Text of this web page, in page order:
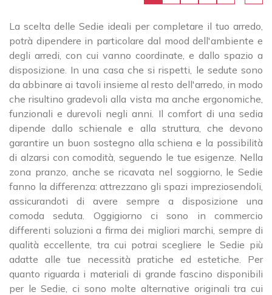
La scelta delle Sedie ideali per completare il tuo arredo,
potrà dipendere in particolare dal mood dell'ambiente e
degli arredi, con cui vanno coordinate, e dallo spazio a
disposizione. In una casa che si rispetti, le sedute sono
da abbinare ai tavoli insieme al resto dell'arredo, in modo
che risultino gradevoli alla vista ma anche ergonomiche,
funzionali e durevoli negli anni. Il comfort di una sedia
dipende dallo schienale e alla struttura, che devono
garantire un buon sostegno alla schiena e la possibilità
di alzarsi con comodità, seguendo le tue esigenze. Nella
zona pranzo, anche se ricavata nel soggiorno, le Sedie
fanno la differenza: attrezzano gli spazi impreziosendoli,
assicurandoti di avere sempre a disposizione una
comoda seduta. Oggigiorno ci sono in commercio
differenti soluzioni a firma dei migliori marchi, sempre di
qualità eccellente, tra cui potrai scegliere le Sedie più
adatte alle tue necessità pratiche ed estetiche. Per
quanto riguarda i materiali di grande fascino disponibili
per le Sedie, ci sono molte alternative originali tra cui